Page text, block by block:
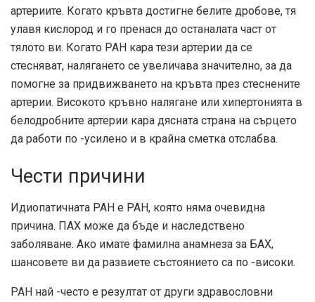
артериите. Когато кръвта достигне белите дробове, тя
улавя кислород и го пренася до останалата част от
тялото ви. Когато PAH кара тези артерии да се
стесняват, налягането се увеличава значително, за да
помогне за придвижването на кръвта през стеснените
артерии. Високото кръвно налягане или хипертонията в
белодробните артерии кара дясната страна на сърцето
да работи по -усилено и в крайна сметка отслабва.
Чести причини
Идиопатичната PAH е PAH, която няма очевидна
причина. ПАХ може да бъде и наследствено
заболяване. Ако имате фамилна анамнеза за БАХ,
шансовете ви да развиете състоянието са по -високи.
PAH най -често е резултат от други здравословни